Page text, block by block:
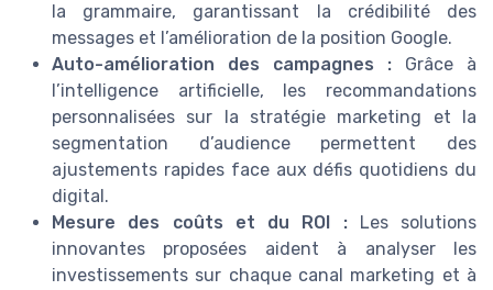
la grammaire, garantissant la crédibilité des
messages et l’amélioration de la position Google.
Auto-amélioration des campagnes : Grâce à
l’intelligence artificielle, les recommandations
personnalisées sur la stratégie marketing et la
segmentation d’audience permettent des
ajustements rapides face aux défis quotidiens du
digital.
Mesure des coûts et du ROI :Les solutions
innovantes proposées aident à analyser les
investissements sur chaque canal marketing et à